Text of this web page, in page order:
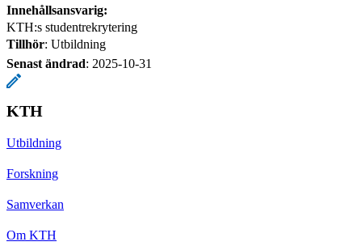
Innehållsansvarig:
KTH:s studentrekrytering
Tillhör: Utbildning
Senast ändrad: 2025-10-31
KTH
Utbildning
Forskning
Samverkan
Om KTH